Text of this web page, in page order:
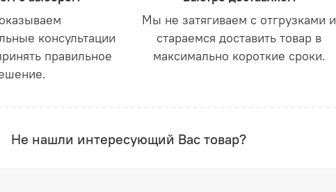
консультации
правильное
Мы не затягиваем с отгрузками и
стараемся доставить товар в
максимально короткие сроки.
Не нашли интересующий Вас товар?